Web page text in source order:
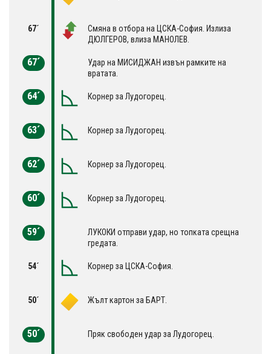
67´
Смяна в отбора на ЦСКА-София. Излиза
ДЮЛГЕРОВ, влиза МАНОЛЕВ.
67´
Удар на МИСИДЖАН извън рамките на
вратата.
64´ Корнер за Лудогорец.
63´ Корнер за Лудогорец.
62´ Корнер за Лудогорец.
60´ Корнер за Лудогорец.
59´
ЛУКОКИ отправи удар, но топката срещна
гредата.
54´ Корнер за ЦСКА-София.
50´ Жълт картон за БАРТ.
50´ Пряк свободен удар за Лудогорец.